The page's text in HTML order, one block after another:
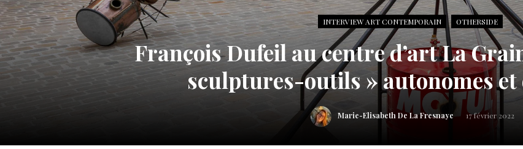
INTERVIEW ART CONTEMPORAIN OTHERSIDE
François Dufeil au centre d’art La
sculptures-outils » autonomes et
Marie-Elisabeth De La Fresnaye 17 février 2022